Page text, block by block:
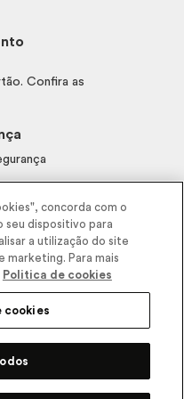
Confira as
0406-41 IE 574.066.180.111
concorda com o
seu dispositivo para
a utilização do site
marketing. Para mais
Politica de cookies
cookies